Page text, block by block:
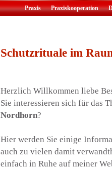
Praxis Praxiskooperation
Schutzrituale im
Herzlich Willkommen liebe
Sie interessieren sich für das
Nordhorn?
Hier werden Sie einige
auch zu vielen damit
einfach in Ruhe auf meiner